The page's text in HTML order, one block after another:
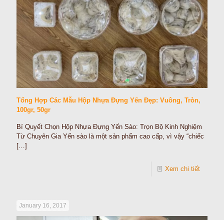
Tổng Hợp Các Mẫu Hộp Nhựa Đựng Yến Đẹp: Vuông, Tròn,
100gr, 50gr
Bí Quyết Chọn Hộp Nhựa Đựng Yến Sào: Trọn Bộ Kinh Nghiệm
Từ Chuyên Gia Yến sào là một sản phẩm cao cấp, vì vậy “chiếc
[…]
Xem chi tiết
January 16, 2017